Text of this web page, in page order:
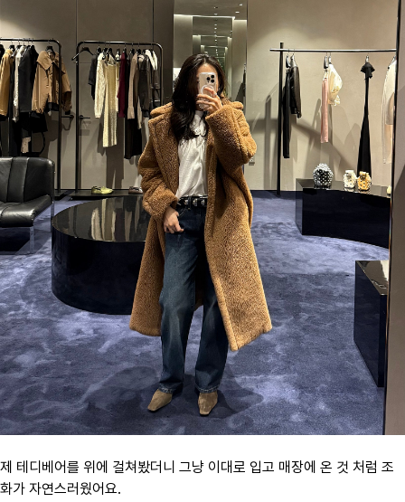
제 테디베어를 위에 걸쳐봤더니 그냥 이대로 입고 매장에 온 것 처럼 조
화가 자연스러웠어요.